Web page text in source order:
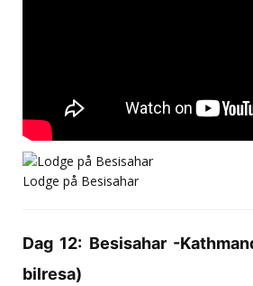
Lodge på Besisahar
Dag 12: Besisahar -
bilresa)